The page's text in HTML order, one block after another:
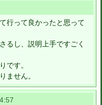
行って良かったと思って
るし、説明上手ですごく
です。
ません。